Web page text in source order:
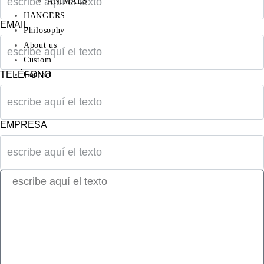
HANGERS
Philosophy
About us
Custom
Contact
EMAIL
TELÉFONO
EMPRESA